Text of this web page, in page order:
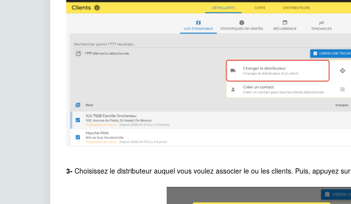
3- Choisissez le distributeur auquel vous voulez associer le ou les clients. Puis, appuyez sur